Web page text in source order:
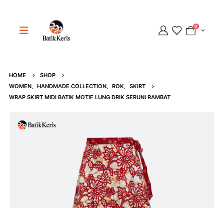
0
HOME
SHOP
WOMEN, HANDMADE COLLECTION, ROK, SKIRT
WRAP SKIRT MIDI BATIK MOTIF LUNG DRIK SERUNI RAMBAT
Adipati
Online